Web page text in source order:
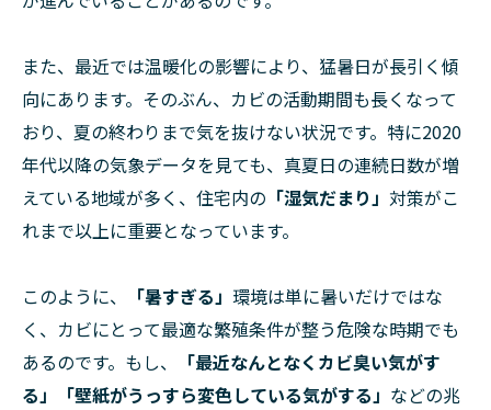
また、最近では温暖化の影響により、猛暑日が長引く傾
向にあります。そのぶん、カビの活動期間も長くなって
おり、夏の終わりまで気を抜けない状況です。特に2020
年代以降の気象データを見ても、真夏日の連続日数が増
えている地域が多く、住宅内の 「湿気だまり」 対策がこ
れまで以上に重要となっています。
このように、 「暑すぎる」 環境は単に暑いだけではな
く、カビにとって最適な繁殖条件が整う危険な時期でも
あるのです。もし、
「最近なんとなくカビ臭い気がす
る」「壁紙がうっすら変色している気がする」 などの兆